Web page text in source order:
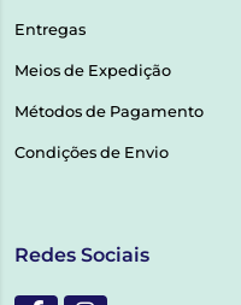
Entregas
Meios de Expedição
Métodos de Pagamento
Condições de Envio
Redes Sociais